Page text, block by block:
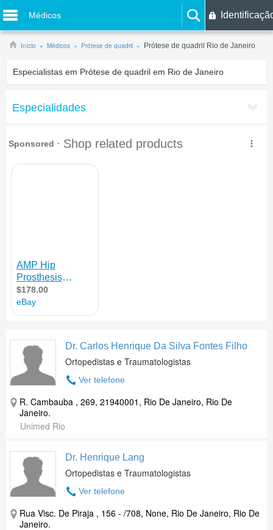
Médicos
Início Médicos Prótese de quadril Prótese de quadril Rio de Janeiro
Especialistas em Prótese de quadril em Rio de Janeiro
Especialidades
Dr. Carlos Henrique Da Silva Fontes Filho
Ortopedistas e Traumatologistas
Ver telefone
R. Cambauba , 269, 21940001, Rio De Janeiro, Rio De
Janeiro.
Unimed Rio
Dr. Henrique Lang
Ortopedistas e Traumatologistas
Ver telefone
Rua Visc. De Piraja , 156 - /708, None, Rio De Janeiro, Rio De
Janeiro.